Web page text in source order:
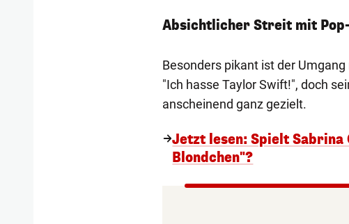
Absichtlicher Streit mit
Besonders pikant ist der
"Ich hasse Taylor Swift!", doch
anscheinend ganz gezielt.
Jetzt lesen: Spielt
Blondchen"?